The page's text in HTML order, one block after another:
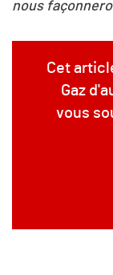
nous
Cet
Gaz
vous